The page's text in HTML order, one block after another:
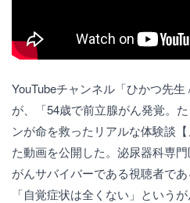
YouTubeチャンネル「ひかつ先生
が、「54歳で前立腺がん発覚。
ンが命を救ったリアルな体験談
た動画を公開した。泌尿器科専
がんサバイバーである視聴者であ
「自覚症状は全くない」という